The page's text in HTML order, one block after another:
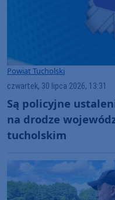
Powiat Tucholski
czwartek, 30 lipca 2026, 13:31
Są policyjne
na drodze
tucholskim